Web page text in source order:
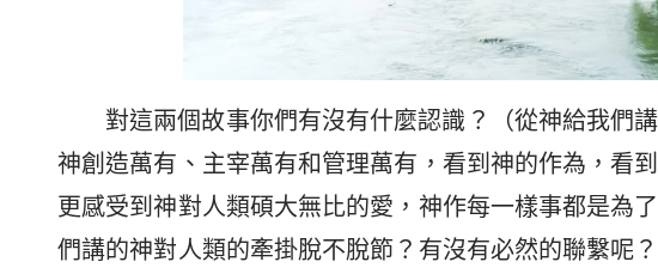
對這兩個故事你們有沒有什麼認識？（從神給我們
神創造萬有、主宰萬有和管理萬有，看到神的作為，看
更感受到神對人類碩大無比的愛，神作每一樣事都是為
們講的神對人類的牽掛脫不脫節？有沒有必然的聯繫呢